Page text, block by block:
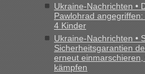
Ukraine-Nachrichten •
Pawlohrad
4 Kinder
Ukraine-Nachrichten •
Sicherheitsgarantien
erneut
kämpfen